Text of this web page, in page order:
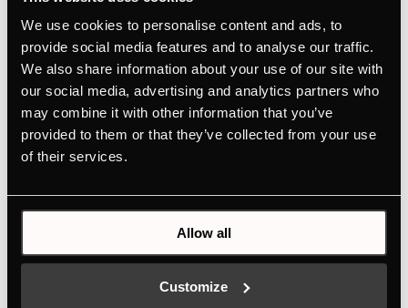
We use cookies to personalise content and ads, to
provide social media features and to analyse our traffic.
We also share information about your use of our site with
our social media, advertising and analytics partners who
may combine it with other information that you’ve
provided to them or that they’ve collected from your use
of their services.
Allow all
Customize
Компактный духовой шкаф с ökotherm®,
TFT-дисплеем и 10 функциями
Отсутствие неприятных запахов благодаря
уникальному катализатору ökotherm®
Персонализированный выбор дизайна
благодаря концепции Individual Concept
Вся информация под рукой благодаря TFT-
поворотных ручек